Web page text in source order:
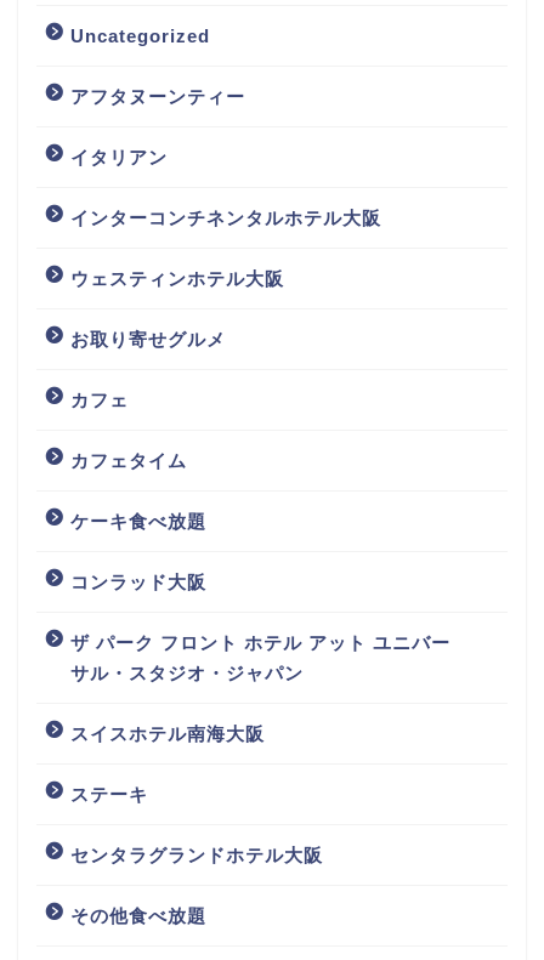
Uncategorized
アフタヌーンティー
イタリアン
インターコンチネンタルホテル大阪
ウェスティンホテル大阪
お取り寄せグルメ
カフェ
カフェタイム
ケーキ食べ放題
コンラッド大阪
ザ パーク フロント ホテル アット ユニバー
サル・スタジオ・ジャパン
スイスホテル南海大阪
ステーキ
センタラグランドホテル大阪
その他食べ放題